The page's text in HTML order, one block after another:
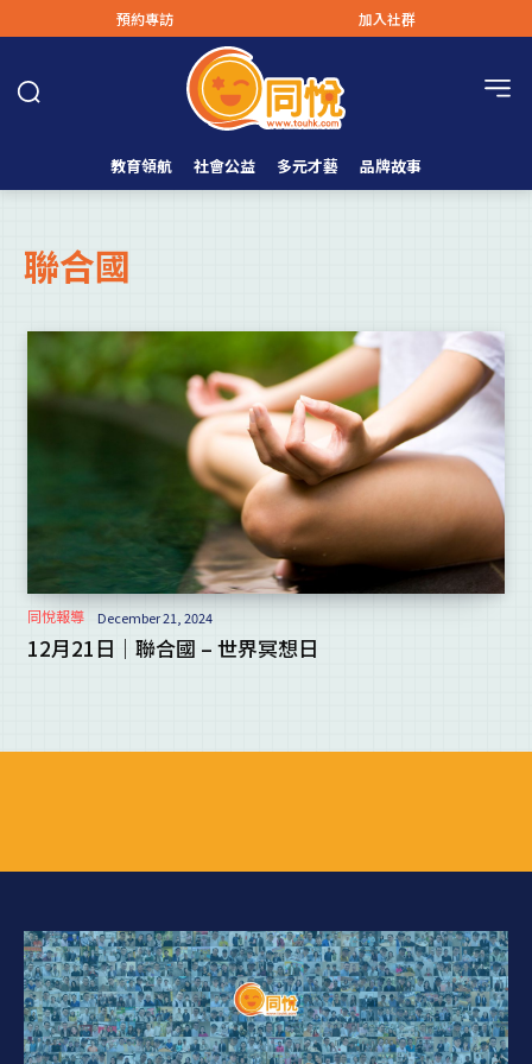
預約專訪 加入社群
教育領航 社會公益 多元才藝 品牌故事
聯合國
同悅報導 December 21, 2024
12月21日｜聯合國 – 世界冥想日